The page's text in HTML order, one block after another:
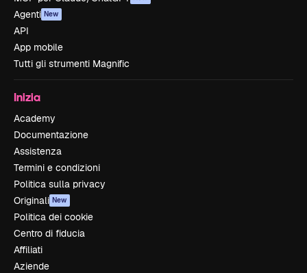
Agenti New
API
App mobile
Tutti gli strumenti Magnific
Inizia
Academy
Documentazione
Assistenza
Termini e condizioni
Politica sulla privacy
Originali New
Politica dei cookie
Centro di fiducia
Affiliati
Aziende